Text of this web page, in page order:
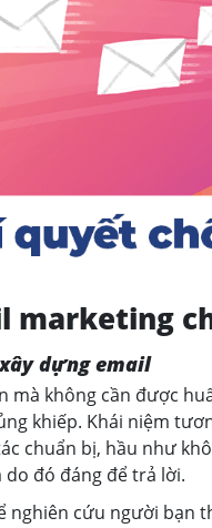
marketing
dựng email
mà không cần được
khiếp. Khái niệm
chuẩn bị, hầu như
do đó đáng để trả lời.
nghiên cứu người bạn